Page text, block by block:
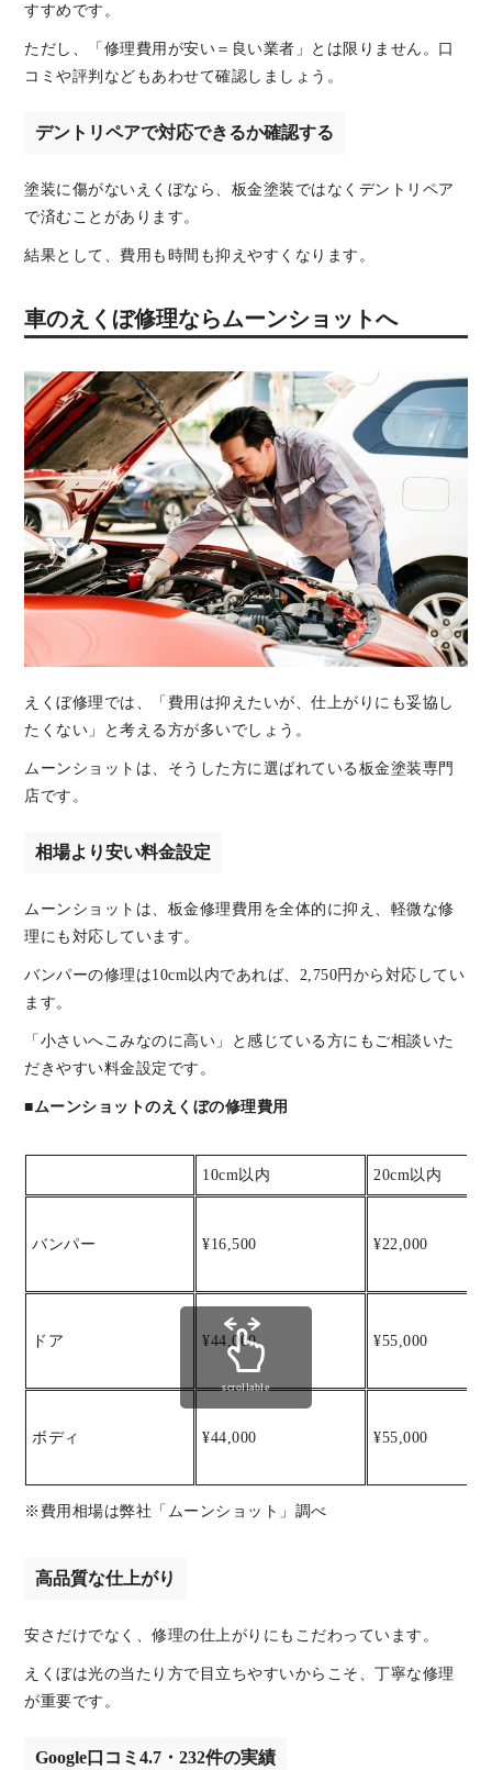
すすめです。
ただし、「修理費用が安い＝良い業者」とは限りません。口
コミや評判などもあわせて確認しましょう。
デントリペアで対応できるか確認する
塗装に傷がないえくぼなら、板金塗装ではなくデントリペア
で済むことがあります。
結果として、費用も時間も抑えやすくなります。
車のえくぼ修理ならムーンショットへ
えくぼ修理では、「費用は抑えたいが、仕上がりにも妥協し
たくない」と考える方が多いでしょう。
ムーンショットは、そうした方に選ばれている板金塗装専門
店です。
相場より安い料金設定
ムーンショットは、板金修理費用を全体的に抑え、軽微な修
理にも対応しています。
バンパーの修理は10cm以内であれば、2,750円から対応してい
ます。
「小さいへこみなのに高い」と感じている方にもご相談いた
だきやすい料金設定です。
■ムーンショットのえくぼの修理費用
10cm以内 20cm以内
バンパー ¥16,500 ¥22,000
ドア ¥44,000 ¥55,000
ボディ ¥44,000 ¥55,000
※費用相場は弊社「ムーンショット」調べ
scrollable
高品質な仕上がり
安さだけでなく、修理の仕上がりにもこだわっています。
えくぼは光の当たり方で目立ちやすいからこそ、丁寧な修理
が重要です。
Google口コミ4.7・232件の実績